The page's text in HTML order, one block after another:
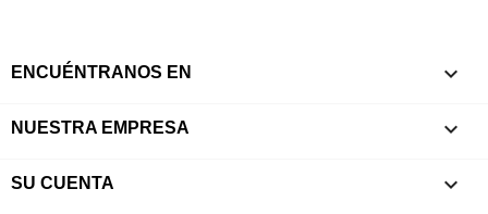
ENCUÉNTRANOS EN 
NUESTRA EMPRESA 
SU CUENTA 